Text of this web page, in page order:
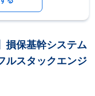
損保基幹システム
ルスタックエンジ